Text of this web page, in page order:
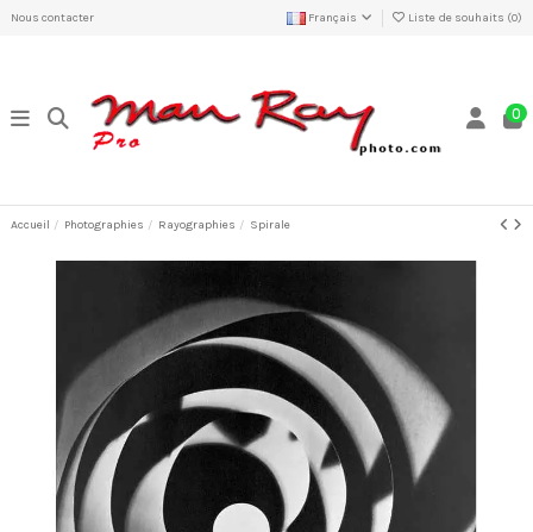
Nous contacter Français Liste de souhaits (0)
0
Accueil Photographies Rayographies Spirale